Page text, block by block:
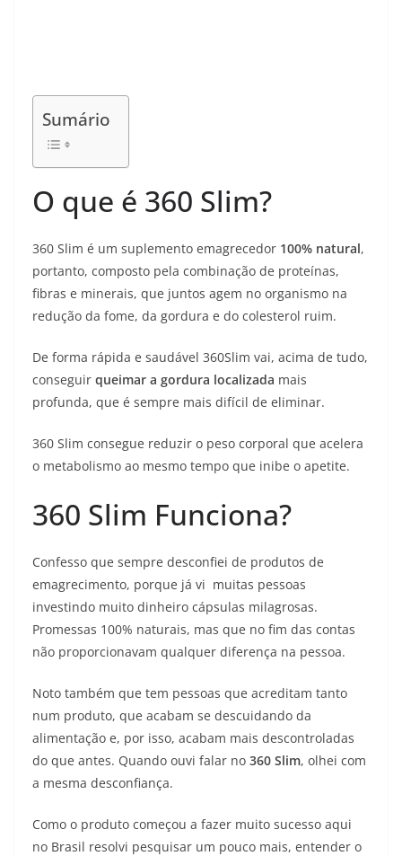
Sumário
O que é 360 Slim?
360 Slim é um suplemento emagrecedor 100% natural,
portanto, composto pela combinação de proteínas,
fibras e minerais, que juntos agem no organismo na
redução da fome, da gordura e do colesterol ruim.
De forma rápida e saudável 360Slim vai, acima de tudo,
conseguir queimar a gordura localizada mais
profunda, que é sempre mais difícil de eliminar.
360 Slim consegue reduzir o peso corporal que acelera
o metabolismo ao mesmo tempo que inibe o apetite.
360 Slim Funciona?
Confesso que sempre desconfiei de produtos de
emagrecimento, porque já vi muitas pessoas
investindo muito dinheiro cápsulas milagrosas.
Promessas 100% naturais, mas que no fim das contas
não proporcionavam qualquer diferença na pessoa.
Noto também que tem pessoas que acreditam tanto
num produto, que acabam se descuidando da
alimentação e, por isso, acabam mais descontroladas
do que antes. Quando ouvi falar no 360 Slim, olhei com
a mesma desconfiança.
Como o produto começou a fazer muito sucesso aqui
no Brasil resolvi pesquisar um pouco mais, entender o